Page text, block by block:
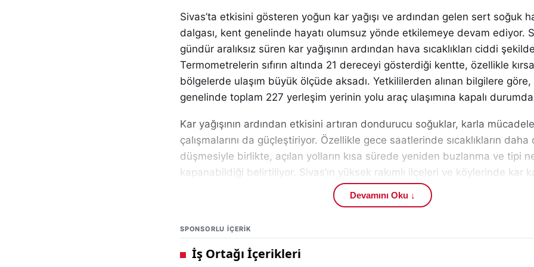
Sivas’ta etkisini gösteren yoğun kar yağışı ve ardından gelen sert soğuk
dalgası, kent genelinde hayatı olumsuz yönde etkilemeye devam ediyor.
gündür aralıksız süren kar yağışının ardından hava sıcaklıkları ciddi
Termometrelerin sıfırın altında 21 dereceyi gösterdiği kentte, özellikle
bölgelerde ulaşım büyük ölçüde aksadı. Yetkililerden alınan bilgilere göre,
genelinde toplam 227 yerleşim yerinin yolu araç ulaşımına kapalı
Kar yağışının ardından etkisini artıran dondurucu soğuklar, karla mücadele
çalışmalarını da güçleştiriyor. Özellikle gece saatlerinde sıcaklıkların daha
düşmesiyle birlikte, açılan yolların kısa sürede yeniden buzlanma ve tipi
kapanabildiği belirtiliyor. Sivas’ın yüksek rakımlı ilçeleri ve köylerinde kar
yer yer artması, ekiplerin çalışmalarını yoğunlaştırmasına neden oldu.
tür hava koşullarının bölgede kış aylarında sıkça görüldüğüne dikkat
Kapanan yolların yeniden ulaşıma açılması için İl Özel İdaresi ekipleri
aralıksız görev yapıyor. Greyder, kar küreme ve tuzlama araçlarıyla
çalışmalar, öncelikle acil durumlar ve sağlık hizmetlerine ulaşımın
Devamını Oku ↓
SPONSORLU IÇERIK